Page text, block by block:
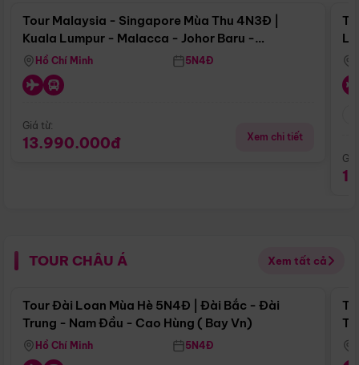
Tour Malaysia - Singapore Mùa Thu 4N3Đ |
Kuala Lumpur - Malacca - Johor Baru -
Singapore
Hồ Chí Minh 5N4Đ
Giá từ:
13.990.000đ Xem chi tiết
TOUR CHÂU Á Xem tất cả
Điểm nổi bật
Tour Đài Loan Mùa Hè 5N4Đ | Đài Bắc - Đài
Trung - Nam Đầu - Cao Hùng ( Bay Vn)
Hồ Chí Minh 5N4Đ